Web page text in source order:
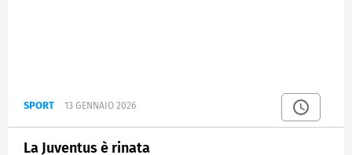
SPORT 13 GENNAIO 2026
La Juventus è rinata